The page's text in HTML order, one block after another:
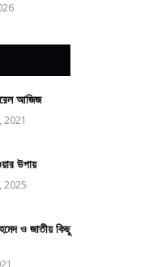
আজিজ
উপায়
2025
ও জাতীয় কিছু